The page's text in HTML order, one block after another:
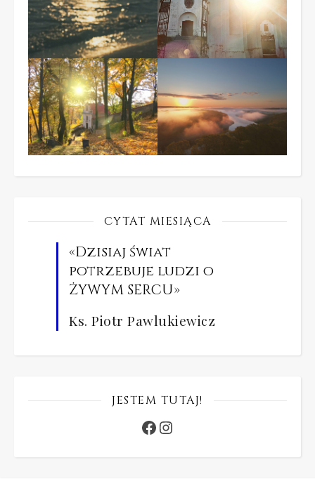
CYTAT MIESIĄCA
«Dzisiaj świat
potrzebuje ludzi o
ŻYWYM SERCU»
Ks. Piotr Pawlukiewicz
JESTEM TUTAJ!
Facebook
Instagram